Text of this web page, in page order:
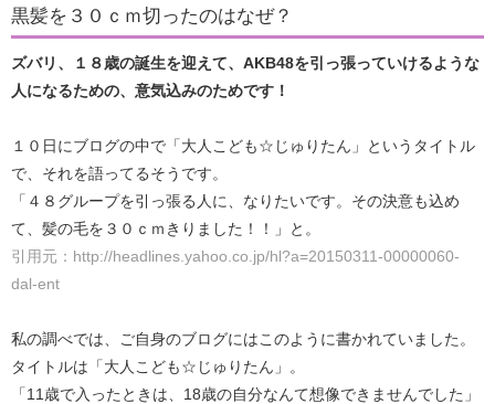
黒髪を３０ｃｍ切ったのはなぜ？
ズバリ、１８歳の誕生を迎えて、AKB48を引っ張っていけるような
人になるための、意気込みのためです！
１０日にブログの中で「大人こども☆じゅりたん」というタイトル
で、それを語ってるそうです。
「４８グループを引っ張る人に、なりたいです。その決意も込め
て、髪の毛を３０ｃｍきりました！！」と。
引用元：http://headlines.yahoo.co.jp/hl?a=20150311-00000060-
dal-ent
私の調べでは、ご自身のブログにはこのように書かれていました。
タイトルは「大人こども☆じゅりたん」。
「11歳で入ったときは、18歳の自分なんて想像できませんでした」